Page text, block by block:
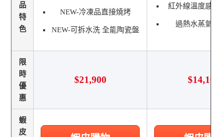
品
特
色
NEW-冷凍品直接燒烤
NEW-可拆水洗 全能陶瓷盤
紅外線溫度感測
過熱水蒸氣健
限
時
優
惠
$21,900 $14,100
蝦
皮